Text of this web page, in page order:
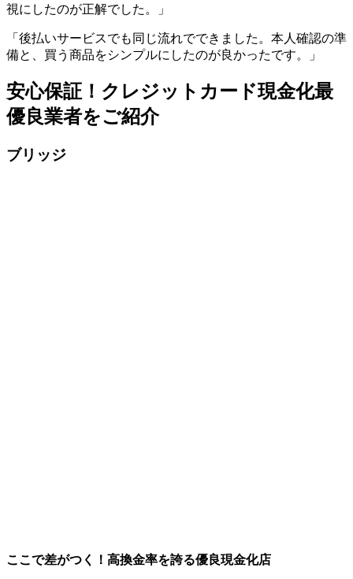
視にしたのが正解でした。」
「後払いサービスでも同じ流れでできました。本人確認の準
備と、買う商品をシンプルにしたのが良かったです。」
安心保証！クレジットカード現金化最
優良業者をご紹介
ブリッジ
ここで差がつく！高換金率を誇る優良現金化店